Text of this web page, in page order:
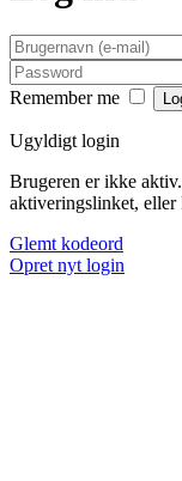
Remember me
Ugyldigt login
Brugeren er ikke
aktiveringslinket,
Glemt kodeord
Opret nyt login